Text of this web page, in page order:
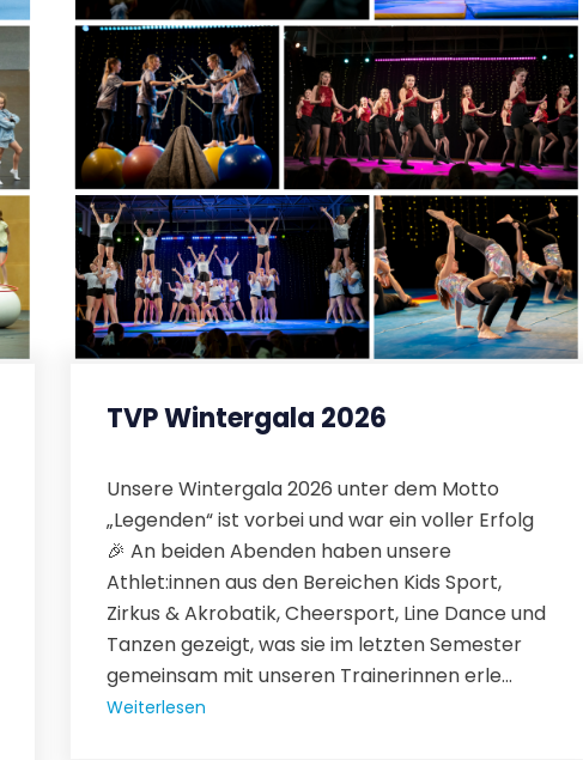
TVP Wintergala 2026
Unsere Wintergala 2026 unter dem Motto
„Legenden“ ist vorbei und war ein voller Erfolg
🎉 An beiden Abenden haben unsere
Athlet:innen aus den Bereichen Kids Sport,
Zirkus & Akrobatik, Cheersport, Line Dance und
Tanzen gezeigt, was sie im letzten Semester
gemeinsam mit unseren Trainerinnen erle...
Weiterlesen